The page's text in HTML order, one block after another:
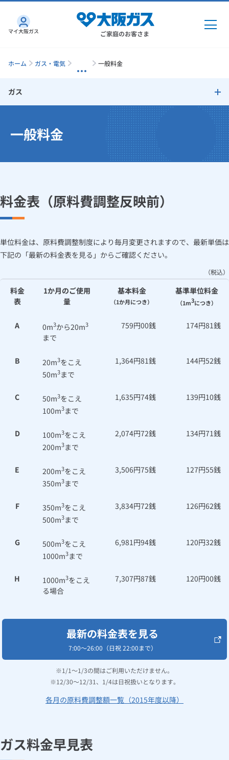
ご家庭のお客さま
ガス・電気
ガス・電気トップ
一般料金
「大阪ガスの電気」が選ばれる理由
お手続きから使用開始までの流れ
太陽光発電余剰電力買取サービス
ガスと電気の 使用開始 の申込
インターネット
インターネットトップ
工事・開通までの流れ
インターネットのお申込み
機器・修理トップ
キッチン
ガスコンロ
ガス炊飯器
ガスオーブン
レンジフード
バス・洗面
ガス給湯器
ガス温水浴室暖房乾燥機
「カワック・ミストカワック」
乾太くん
リビング・空調
ガスファンヒーター
ガス温水床暖房「ヌック」
ガスコード
ガス栓の増設 プラスライン
ルームエアコン
発電・省エネ
エネファーム
蓄電池
スマイルーフ
エコキュート
警報器・消火器
消火器
修理
故障診断
エラーコード診断
取扱説明書を探す
お近くのガスのお店
定額サービス
らく得リース
らく得保証
ほっ得定額
機器・修理お申込み
くらしのサービス
リフォーム・リノベーション
リフォーム・リノベーショントップ
リノベーション「マイリノ」
安心・安全
ホームセキュリティ
みるぴこ
スマイLINK
FitDish
めちゃとクーポン
関西おでかけ納税
ハウスクリーニング
お手続き一覧
お客さまサポート
お引越しの手続き
総合TOP 業務用・産業用のお客さま 企業情報
マイ大阪ガス
ホーム ガス・電気 一般料金
ガス
「大阪ガスの都市ガス」への切り替えについて
GAS得プラン 料金シミュレーション
ガス料金の算定について
原料費調整制度
ガスの託送料金平均単価表
令和2年度部門別収支
約款（ガス）
一般料金
料金表（原料費調整反映前）
単位料金は、原料費調整制度により毎月変更されますので、最新単価は
下記の「最新の料金表を見る」からご確認ください。
（税込）
料金
表
1か月のご使用
量
基本料金
（1か月につき）
基準単位料金
（1m3につき）
A 0m3から20m3
まで
759円00銭 174円81銭
B 20m3をこえ
50m3まで
1,364円81銭 144円52銭
C 50m3をこえ
100m3まで
1,635円74銭 139円10銭
D 100m3をこえ
200m3まで
2,074円72銭 134円71銭
E 200m3をこえ
350m3まで
3,506円75銭 127円55銭
F 350m3をこえ
500m3まで
3,834円72銭 126円62銭
G 500m3をこえ
1000m3まで
6,981円94銭 120円32銭
H 1000m3をこえ
る場合
7,307円87銭 120円00銭
最新の料金表を見る
7:00～26:00（日祝 22:00まで）
1/1～1/3の間はご利用いただけません。
12/30～12/31、1/4は日祝扱いとなります。
各月の原料費調整額一覧（2015年度以降）
ガス料金早見表